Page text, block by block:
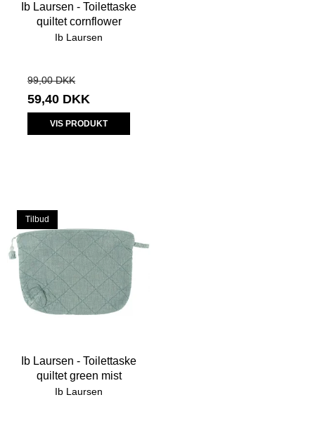
Ib Laursen - Toilettaske
quiltet cornflower
Ib Laursen
99,00 DKK
59,40 DKK
VIS PRODUKT
Tilbud
Ib Laursen - Toilettaske
quiltet green mist
Ib Laursen